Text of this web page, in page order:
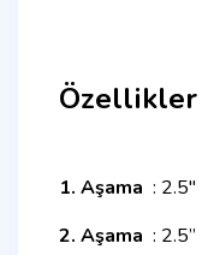
Özellikler
1. Aşama :
2. Aşama : 2.5